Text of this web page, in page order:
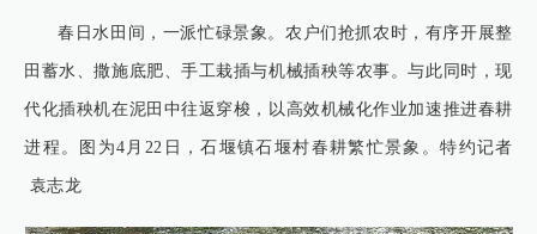
春日水田间，一派忙碌景象。农户们抢抓农时，有序开展整
田蓄水、撒施底肥、手工栽插与机械插秧等农事。与此同时，现
代化插秧机在泥田中往返穿梭，以高效机械化作业加速推进春耕
进程。图为4月22日，石堰镇石堰村春耕繁忙景象。特约记者
袁志龙